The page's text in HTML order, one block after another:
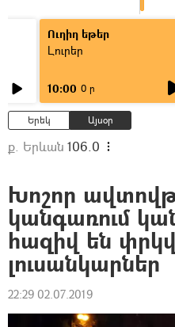
Ուղիղ եթեր
Լուրեր
10:00 0 ր
Երեկ Այսօր
ք. Երևան 106.0
Խոշոր
կանգառում
հազիվ են
լուսանկարներ
22:29 02.07.2019